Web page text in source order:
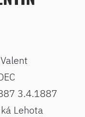
3.4.1887
Lehota